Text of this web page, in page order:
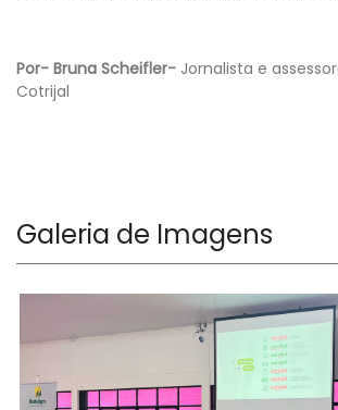
Por- Bruna Scheifler- Jornalista e
Cotrijal
Galeria de Imagens